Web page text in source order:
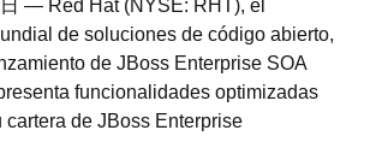
— Red Hat (NYSE: RHT), el
de soluciones de código abierto,
de JBoss Enterprise SOA
funcionalidades optimizadas
cartera de JBoss Enterprise